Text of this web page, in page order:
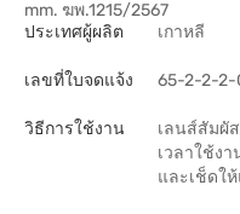
mm. ฆพ.1215/2567
ประเทศผู้ผลิต
เกาหลี
เลขที่ใบจดแจ้ง 65-2-2-2-
วิธีการใช้งาน
เลนส์สัมผั
เวลาใช้งา
และเช็ดใ